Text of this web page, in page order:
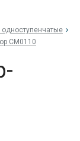
CM0110